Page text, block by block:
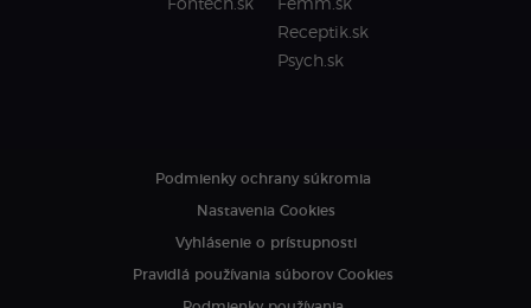
Fontech.sk
Femm.sk
Receptik.sk
Psych.sk
Podmienky ochrany súkromia
Nastavenia Cookies
Vyhlásenie o prístupnosti
Pravidlá používania súborov Cookies